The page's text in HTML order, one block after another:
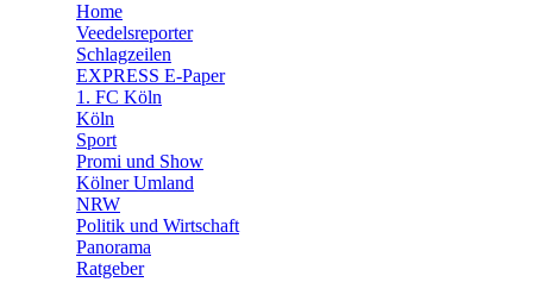
🛒 Shoppingwelt
Home
Veedelsreporter
Schlagzeilen
EXPRESS E-Paper
1. FC Köln
Köln
Sport
Promi und Show
Kölner Umland
NRW
Politik und Wirtschaft
Panorama
Ratgeber